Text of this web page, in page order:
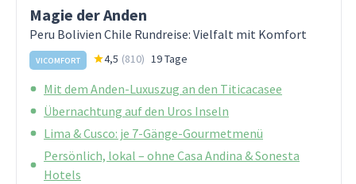
Magie der Anden
Peru Bolivien Chile Rundreise: Vielfalt mit Komfort
VICOMFORT 4,5 (810) 19 Tage
Mit dem Anden-Luxuszug an den Titicacasee
Übernachtung auf den Uros Inseln
Lima & Cusco: je 7-Gänge-Gourmetmenü
Persönlich, lokal – ohne Casa Andina & Sonesta
Hotels